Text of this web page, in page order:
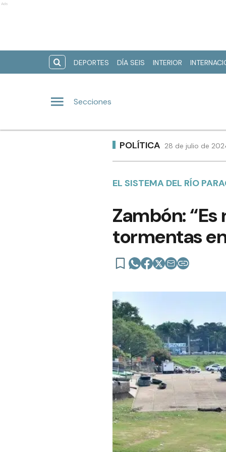
Ads
DEPORTES DÍA SEIS INTERIOR
Secciones
POLÍTICA 28 de julio de
EL SISTEMA DEL RÍO
Zambón:
tormentas